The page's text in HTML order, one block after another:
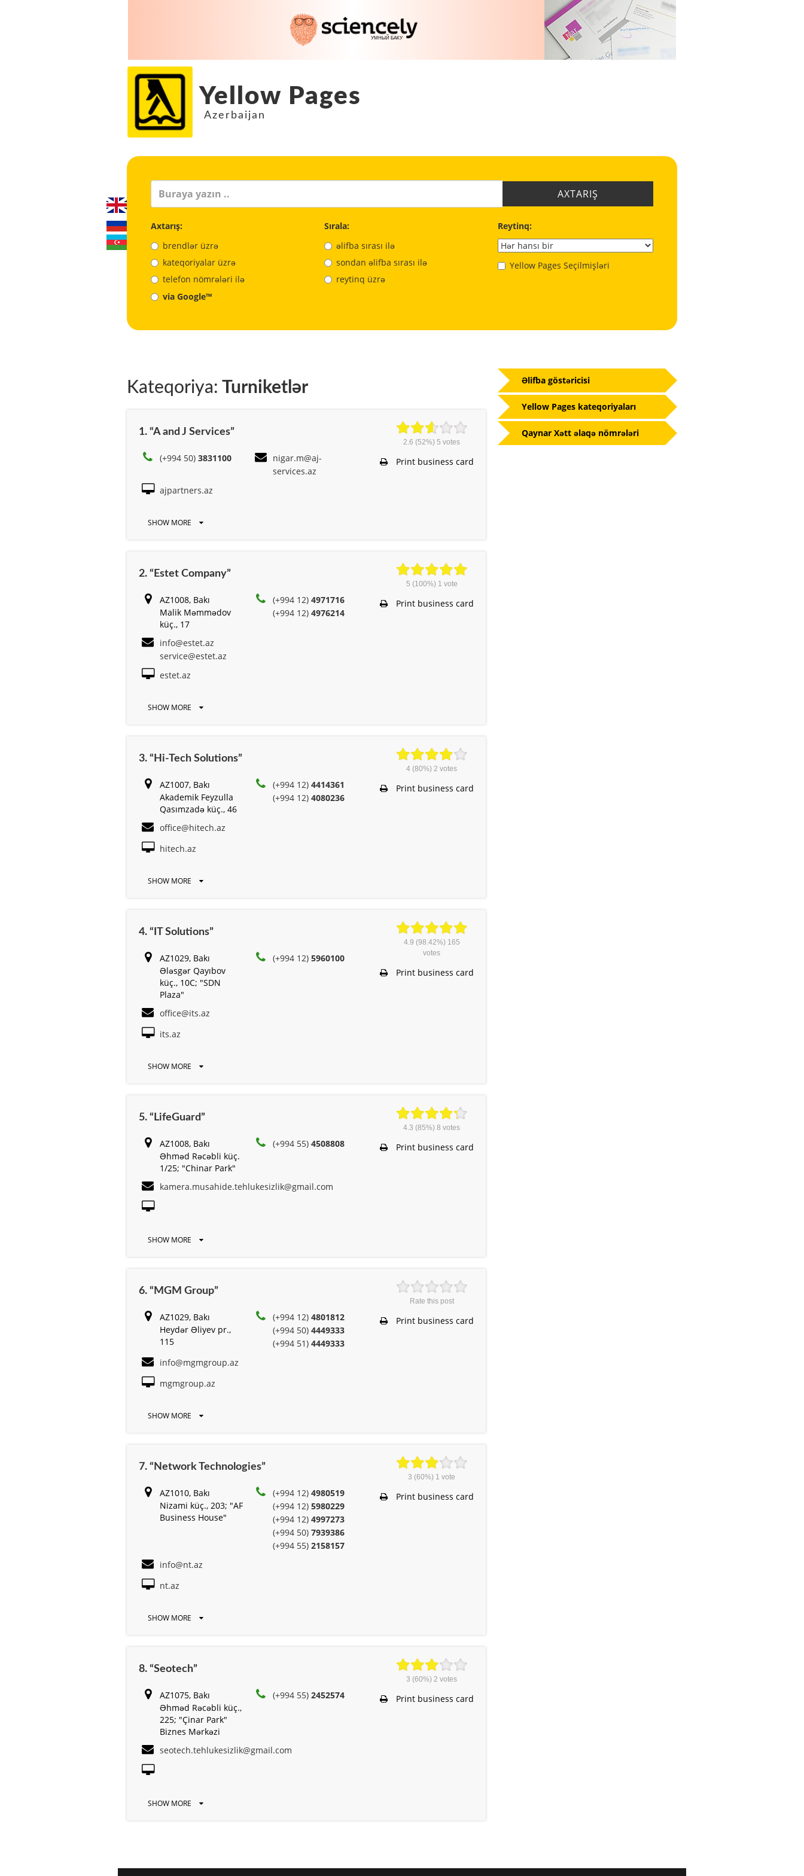
Yellow Pages
Azerbaijan
AXTARIŞ
Axtarış:
brendlər üzrə
kateqoriyalar üzrə
telefon nömrələri ilə
via Google™
Sırala:
əlifba sırası ilə
sondan əlifba sırası ilə
reytinq üzrə
Reytinq:
Yellow Pages Seçilmişləri
Kateqoriya: Turniketlər
1. “A and J Services”
(+994 50) 3831100
nigar.m@aj-
services.az
ajpartners.az
SHOW MORE
2.6 (52%)5 votes
Print business card
2. “Estet Company”
AZ1008, Bakı
Malik Məmmədov
küç., 17
(+994 12)4971716
(+994 12)4976214
info@estet.az
service@estet.az
estet.az
SHOW MORE
5 (100%) 1 vote
Print business card
3. “Hi-Tech Solutions”
AZ1007, Bakı
Akademik Feyzulla
Qasımzadə küç., 46
(+994 12)4414361
(+994 12)4080236
office@hitech.az
hitech.az
SHOW MORE
4 (80%) 2 votes
Print business card
4. “IT Solutions”
AZ1029, Bakı
Ələsgər Qayıbov
küç., 10C; "SDN
Plaza"
(+994 12)5960100
office@its.az
its.az
SHOW MORE
4.9 (98.42%) 165
votes
Print business card
5. “LifeGuard”
AZ1008, Bakı
Əhməd Rəcəbli küç.
1/25; "Chinar Park"
(+994 55)4508808
kamera.musahide.tehlukesizlik@gmail.com
SHOW MORE
4.3 (85%)8 votes
Print business card
6. “MGM Group”
AZ1029, Bakı
Heydər Əliyev pr.,
115
(+994 12)4801812
(+994 50)4449333
(+994 51)4449333
info@mgmgroup.az
mgmgroup.az
SHOW MORE
Rate this post
Print business card
7. “Network Technologies”
AZ1010, Bakı
Nizami küç., 203; "AF
Business House"
(+994 12)4980519
(+994 12)5980229
(+994 12)4997273
(+994 50)7939386
(+994 55)2158157
info@nt.az
nt.az
SHOW MORE
3 (60%) 1 vote
Print business card
8. “Seotech”
AZ1075, Bakı
Əhməd Rəcəbli küç.,
225; "Çinar Park"
Biznes Mərkəzi
(+994 55)2452574
seotech.tehlukesizlik@gmail.com
SHOW MORE
3 (60%) 2 votes
Print business card
Əlifba göstəricisi
Yellow Pages kateqoriyaları
Qaynar Xətt əlaqə nömrələri